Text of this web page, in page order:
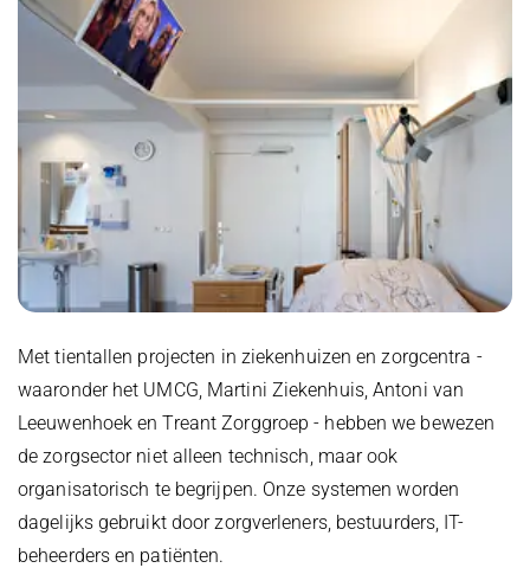
Met tientallen projecten in ziekenhuizen en zorgcentra -
waaronder het UMCG, Martini Ziekenhuis, Antoni van
Leeuwenhoek en Treant Zorggroep - hebben we bewezen
de zorgsector niet alleen technisch, maar ook
organisatorisch te begrijpen. Onze systemen worden
dagelijks gebruikt door zorgverleners, bestuurders, IT-
beheerders en patiënten.